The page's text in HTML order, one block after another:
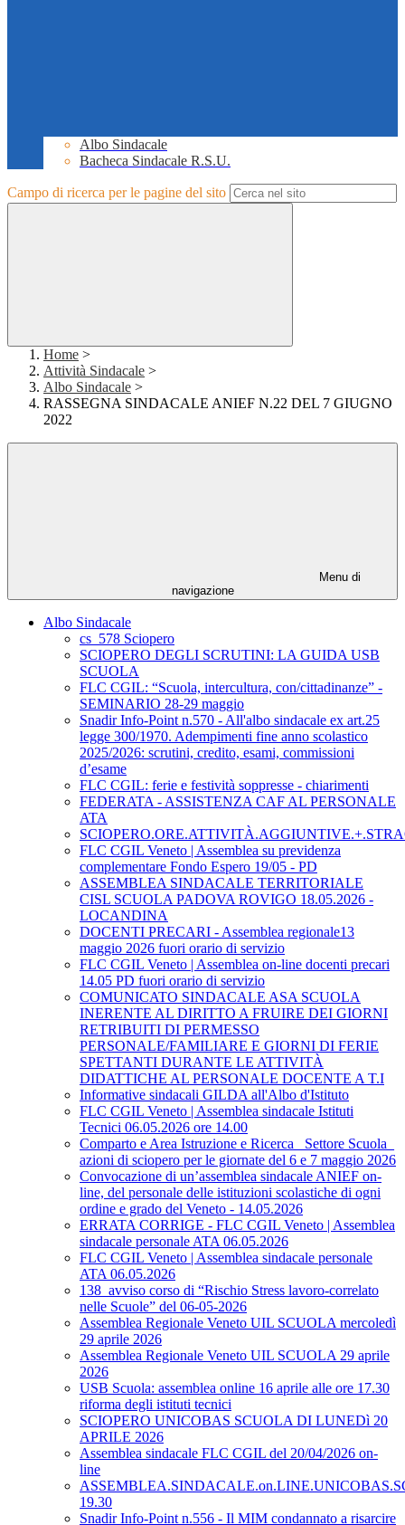
Albo Sindacale
Bacheca Sindacale R.S.U.
Campo di ricerca per le pagine del sito
Home >
Attività Sindacale >
Albo Sindacale >
RASSEGNA SINDACALE ANIEF N.22 DEL 7 GIUGNO
2022
Menu di
navigazione
Albo Sindacale
cs_578 Sciopero
SCIOPERO DEGLI SCRUTINI: LA GUIDA USB
SCUOLA
FLC CGIL: “Scuola, intercultura, con/cittadinanze” -
SEMINARIO 28-29 maggio
Snadir Info-Point n.570 - All'albo sindacale ex art.25
legge 300/1970. Adempimenti fine anno scolastico
2025/2026: scrutini, credito, esami, commissioni
d’esame
FLC CGIL: ferie e festività soppresse - chiarimenti
FEDERATA - ASSISTENZA CAF AL PERSONALE
ATA
FLC CGIL Veneto | Assemblea su previdenza
complementare Fondo Espero 19/05 - PD
ASSEMBLEA SINDACALE TERRITORIALE
CISL SCUOLA PADOVA ROVIGO 18.05.2026 -
LOCANDINA
DOCENTI PRECARI - Assemblea regionale13
maggio 2026 fuori orario di servizio
FLC CGIL Veneto | Assemblea on-line docenti precari
14.05 PD fuori orario di servizio
COMUNICATO SINDACALE ASA SCUOLA
INERENTE AL DIRITTO A FRUIRE DEI GIORNI
RETRIBUITI DI PERMESSO
PERSONALE/FAMILIARE E GIORNI DI FERIE
SPETTANTI DURANTE LE ATTIVITÀ
DIDATTICHE AL PERSONALE DOCENTE A T.I
Informative sindacali GILDA all'Albo d'Istituto
FLC CGIL Veneto | Assemblea sindacale Istituti
Tecnici 06.05.2026 ore 14.00
Comparto e Area Istruzione e Ricerca_ Settore Scuola_
azioni di sciopero per le giornate del 6 e 7 maggio 2026
Convocazione di un’assemblea sindacale ANIEF on-
line, del personale delle istituzioni scolastiche di ogni
ordine e grado del Veneto - 14.05.2026
ERRATA CORRIGE - FLC CGIL Veneto | Assemblea
sindacale personale ATA 06.05.2026
FLC CGIL Veneto | Assemblea sindacale personale
ATA 06.05.2026
138_avviso corso di “Rischio Stress lavoro-correlato
nelle Scuole” del 06-05-2026
Assemblea Regionale Veneto UIL SCUOLA mercoledì
29 aprile 2026
Assemblea Regionale Veneto UIL SCUOLA 29 aprile
2026
USB Scuola: assemblea online 16 aprile alle ore 17.30
riforma degli istituti tecnici
SCIOPERO UNICOBAS SCUOLA DI LUNEDì 20
APRILE 2026
Assemblea sindacale FLC CGIL del 20/04/2026 on-
line
19.30
Snadir Info-Point n.556 - Il MIM condannato a risarcire